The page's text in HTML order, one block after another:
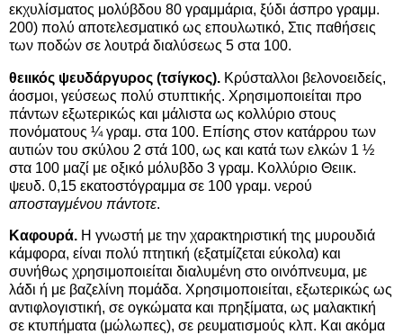
εκχυλίσματος μολύβδου 80 γραμμάρια, ξύδι άσπρο γραμμ.
200) πολύ αποτελεσματικό ως επουλωτικό, Στις παθήσεις
των ποδών σε λουτρά διαλύσεως 5 στα 100.
θειικός ψευδάργυρος (τσίγκος). Κρύσταλλοι βελονοειδείς,
άοσμοι, γεύσεως πολύ στυπτικής. Χρησιμοποιείται προ
πάντων εξωτερικώς και μάλιστα ως κολλύριο στους
πονόματους ¼ γραμ. στα 100. Επίσης στον κατάρρου των
αυτιών του σκύλου 2 στά 100, ως και κατά των ελκών 1 ½
στα 100 μαζί με οξικό μόλυβδο 3 γραμ. Κολλύριο Θειικ.
ψευδ. 0,15 εκατοστόγραμμα σε 100 γραμ. νερού
αποσταγμένου πάντοτε.
Καφουρά. Η γνωστή με την χαρακτηριστική της μυρουδιά
κάμφορα, είναι πολύ πτητική (εξατμίζεται εύκολα) και
συνήθως χρησιμοποιείται διαλυμένη στο οινόπνευμα, με
λάδι ή με βαζελίνη πομάδα. Χρησιμοποιείται, εξωτερικώς ως
αντιφλογιστική, σε ογκώματα και πρηξίματα, ως μαλακτική
σε κτυπήματα (μώλωπες), σε ρευματισμούς κλπ. Και ακόμα